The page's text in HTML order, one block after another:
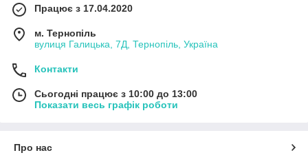
Працює з 17.04.2020
м. Тернопіль
вулиця Галицька, 7Д, Тернопіль, Україна
Контакти
Сьогодні працює з 10:00 до 13:00
Показати весь графік роботи
Про нас